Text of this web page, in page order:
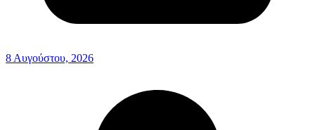
8 Αυγούστου, 2026